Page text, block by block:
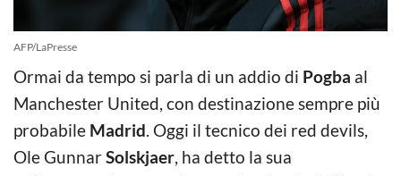
AFP/LaPresse
Ormai da tempo si parla di un addio di Pogba al
Manchester United, con destinazione sempre più
probabile Madrid. Oggi il tecnico dei red devils,
Ole GunnarSolskjaer, ha detto la sua